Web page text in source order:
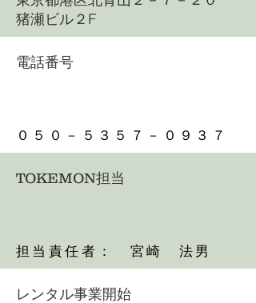
猪瀬ビル２F
電話番号
​０５０－５３５７－０９３７
​TOKEMON担当
担当責任者： 宮崎 法男
レンタル事業開始